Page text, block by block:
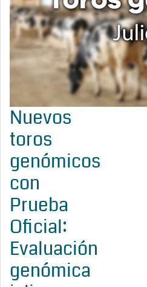
Nuevos
toros
genómicos
con
Prueba
Oficial:
Evaluación
genómica